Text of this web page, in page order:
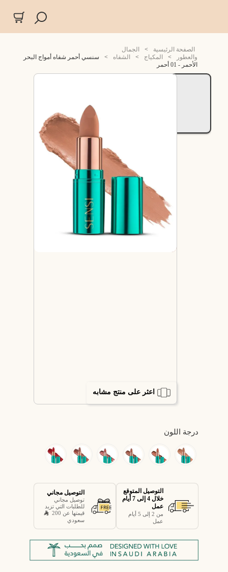
الصفحة الرئيسية >
الجمال
والعطور
> المكياج > الشفاه >
سنسي أحمر شفاه أمواج البحر
الأحمر - 01 أحمر
اعثر على منتج مشابه
درجة اللون
التوصيل المتوقع
خلال 4 إلى 7 أيام
عمل
من 2 إلى 5 أيام
عمل
التوصيل مجاني
توصيل مجاني
للطلبات التي تزيد
قيمتها عن 200
سعودي